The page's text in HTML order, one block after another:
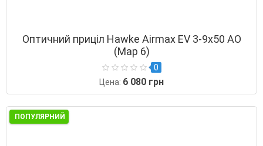
Оптичний приціл Hawke Airmax EV 3-9х50 AO
(Map 6)
0
Цена: 6 080 грн
ПОПУЛЯРНИЙ